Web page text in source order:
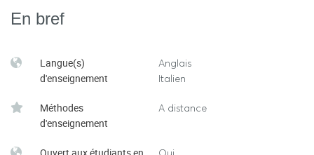
En bref
Langue(s)
d'enseignement
Anglais
Italien
Méthodes
d'enseignement
A distance